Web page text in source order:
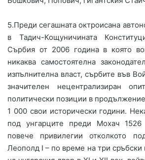
5.Преди сегашната октроисана
в Тадич-Кощуничината
Сърбия от 2006 година в която
никаква самостоятелна
изпълнителна власт, сърбите във
значителен нецентрализиран
политически позиции в
1 000 свои исторически години.
под унгарците преди Мохач
повече привилегии отколкото
Леополд І – по време на три сръбски